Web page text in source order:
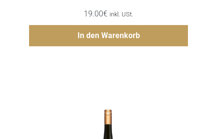
19.00€ inkl. USt.
In den Warenkorb
Hinzufügen